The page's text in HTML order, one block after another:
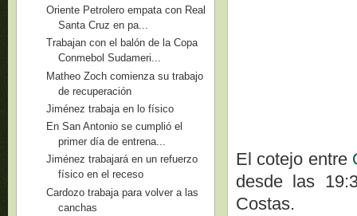
El cotejo entre
desde las
Costas.
Oriente Petrolero empata con Real
Santa Cruz en pa...
Trabajan con el balón de la Copa
Conmebol Sudameri...
Matheo Zoch comienza su trabajo
de recuperación
Jiménez trabaja en lo físico
En San Antonio se cumplió el
primer día de entrena...
Jiménez trabajará en un refuerzo
físico en el receso
Cardozo trabaja para volver a las
canchas